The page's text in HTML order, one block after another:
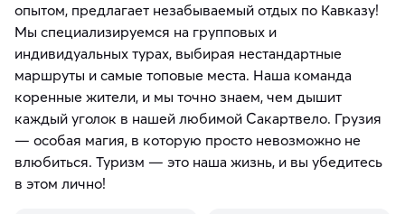
опытом, предлагает незабываемый отдых по Кавказу!
Мы специализируемся на групповых и
индивидуальных турах, выбирая нестандартные
маршруты и самые топовые места. Наша команда
коренные жители, и мы точно знаем, чем дышит
каждый уголок в нашей любимой Сакартвело. Грузия
— особая магия, в которую просто невозможно не
влюбиться. Туризм — это наша жизнь, и вы убедитесь
в этом лично!